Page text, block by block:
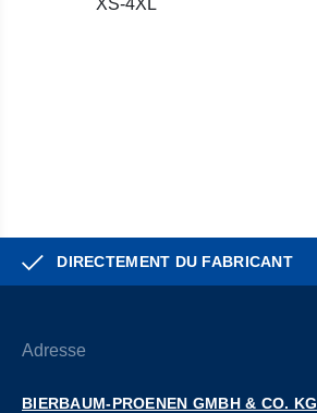
DIRECTEMENT DU FABRICANT
Adresse
BIERBAUM-PROENEN GMBH & CO. KG